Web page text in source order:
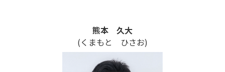
熊本 久大
(くまもと ひさお)